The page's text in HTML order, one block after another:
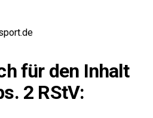
für den Inhalt
2 RStV: